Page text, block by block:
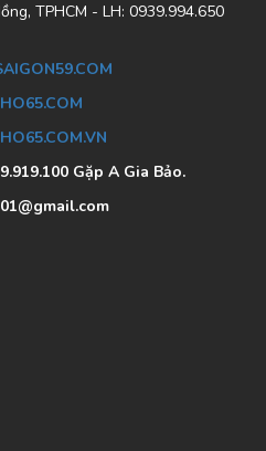
TPHCM - LH: 0939.994.650
Gặp A Gia Bảo.